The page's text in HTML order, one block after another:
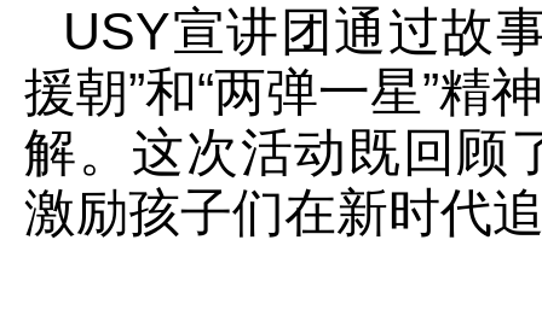
USY宣讲团通过故
援朝”和“两弹一星”精
解。这次活动既回顾
激励孩子们在新时代